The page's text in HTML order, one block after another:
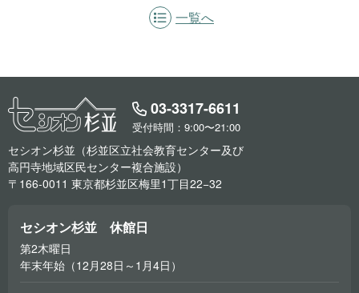
一覧へ
03-3317-6611
受付時間：9:00〜21:00
セシオン杉並（杉並区立社会教育センター及び
高円寺地域区民センター複合施設）
〒166-0011 東京都杉並区梅里1丁目22−32
セシオン杉並 休館日
第2木曜日
年末年始（12月28日～1月4日）